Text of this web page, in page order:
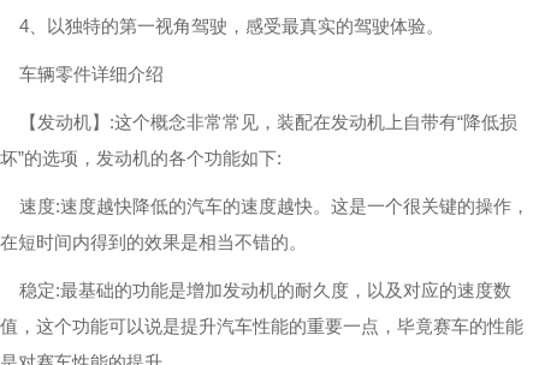
4、以独特的第一视角驾驶，感受最真实的驾驶体验。
车辆零件详细介绍
【发动机】:这个概念非常常见，装配在发动机上自带有“降低损
坏”的选项，发动机的各个功能如下:
速度:速度越快降低的汽车的速度越快。这是一个很关键的操作，
在短时间内得到的效果是相当不错的。
稳定:最基础的功能是增加发动机的耐久度，以及对应的速度数
值，这个功能可以说是提升汽车性能的重要一点，毕竟赛车的性能